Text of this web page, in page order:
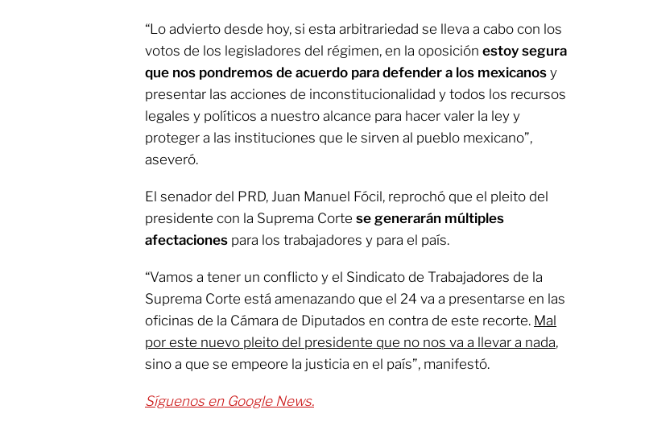
“Lo advierto desde hoy, si esta arbitrariedad se lleva a cabo con los
votos de los legisladores del régimen, en la oposición estoy segura
que nos pondremos de acuerdo para defender a los mexicanos y
presentar las acciones de inconstitucionalidad y todos los recursos
legales y políticos a nuestro alcance para hacer valer la ley y
proteger a las instituciones que le sirven al pueblo mexicano”,
aseveró.
El senador del PRD, Juan Manuel Fócil, reprochó que el pleito del
presidente con la Suprema Corte se generarán múltiples
afectaciones para los trabajadores y para el país.
“Vamos a tener un conflicto y el Sindicato de Trabajadores de la
Suprema Corte está amenazando que el 24 va a presentarse en las
oficinas de la Cámara de Diputados en contra de este recorte. Mal
por este nuevo pleito del presidente que no nos va a llevar a nada,
sino a que se empeore la justicia en el país”, manifestó.
Síguenos en Google News.